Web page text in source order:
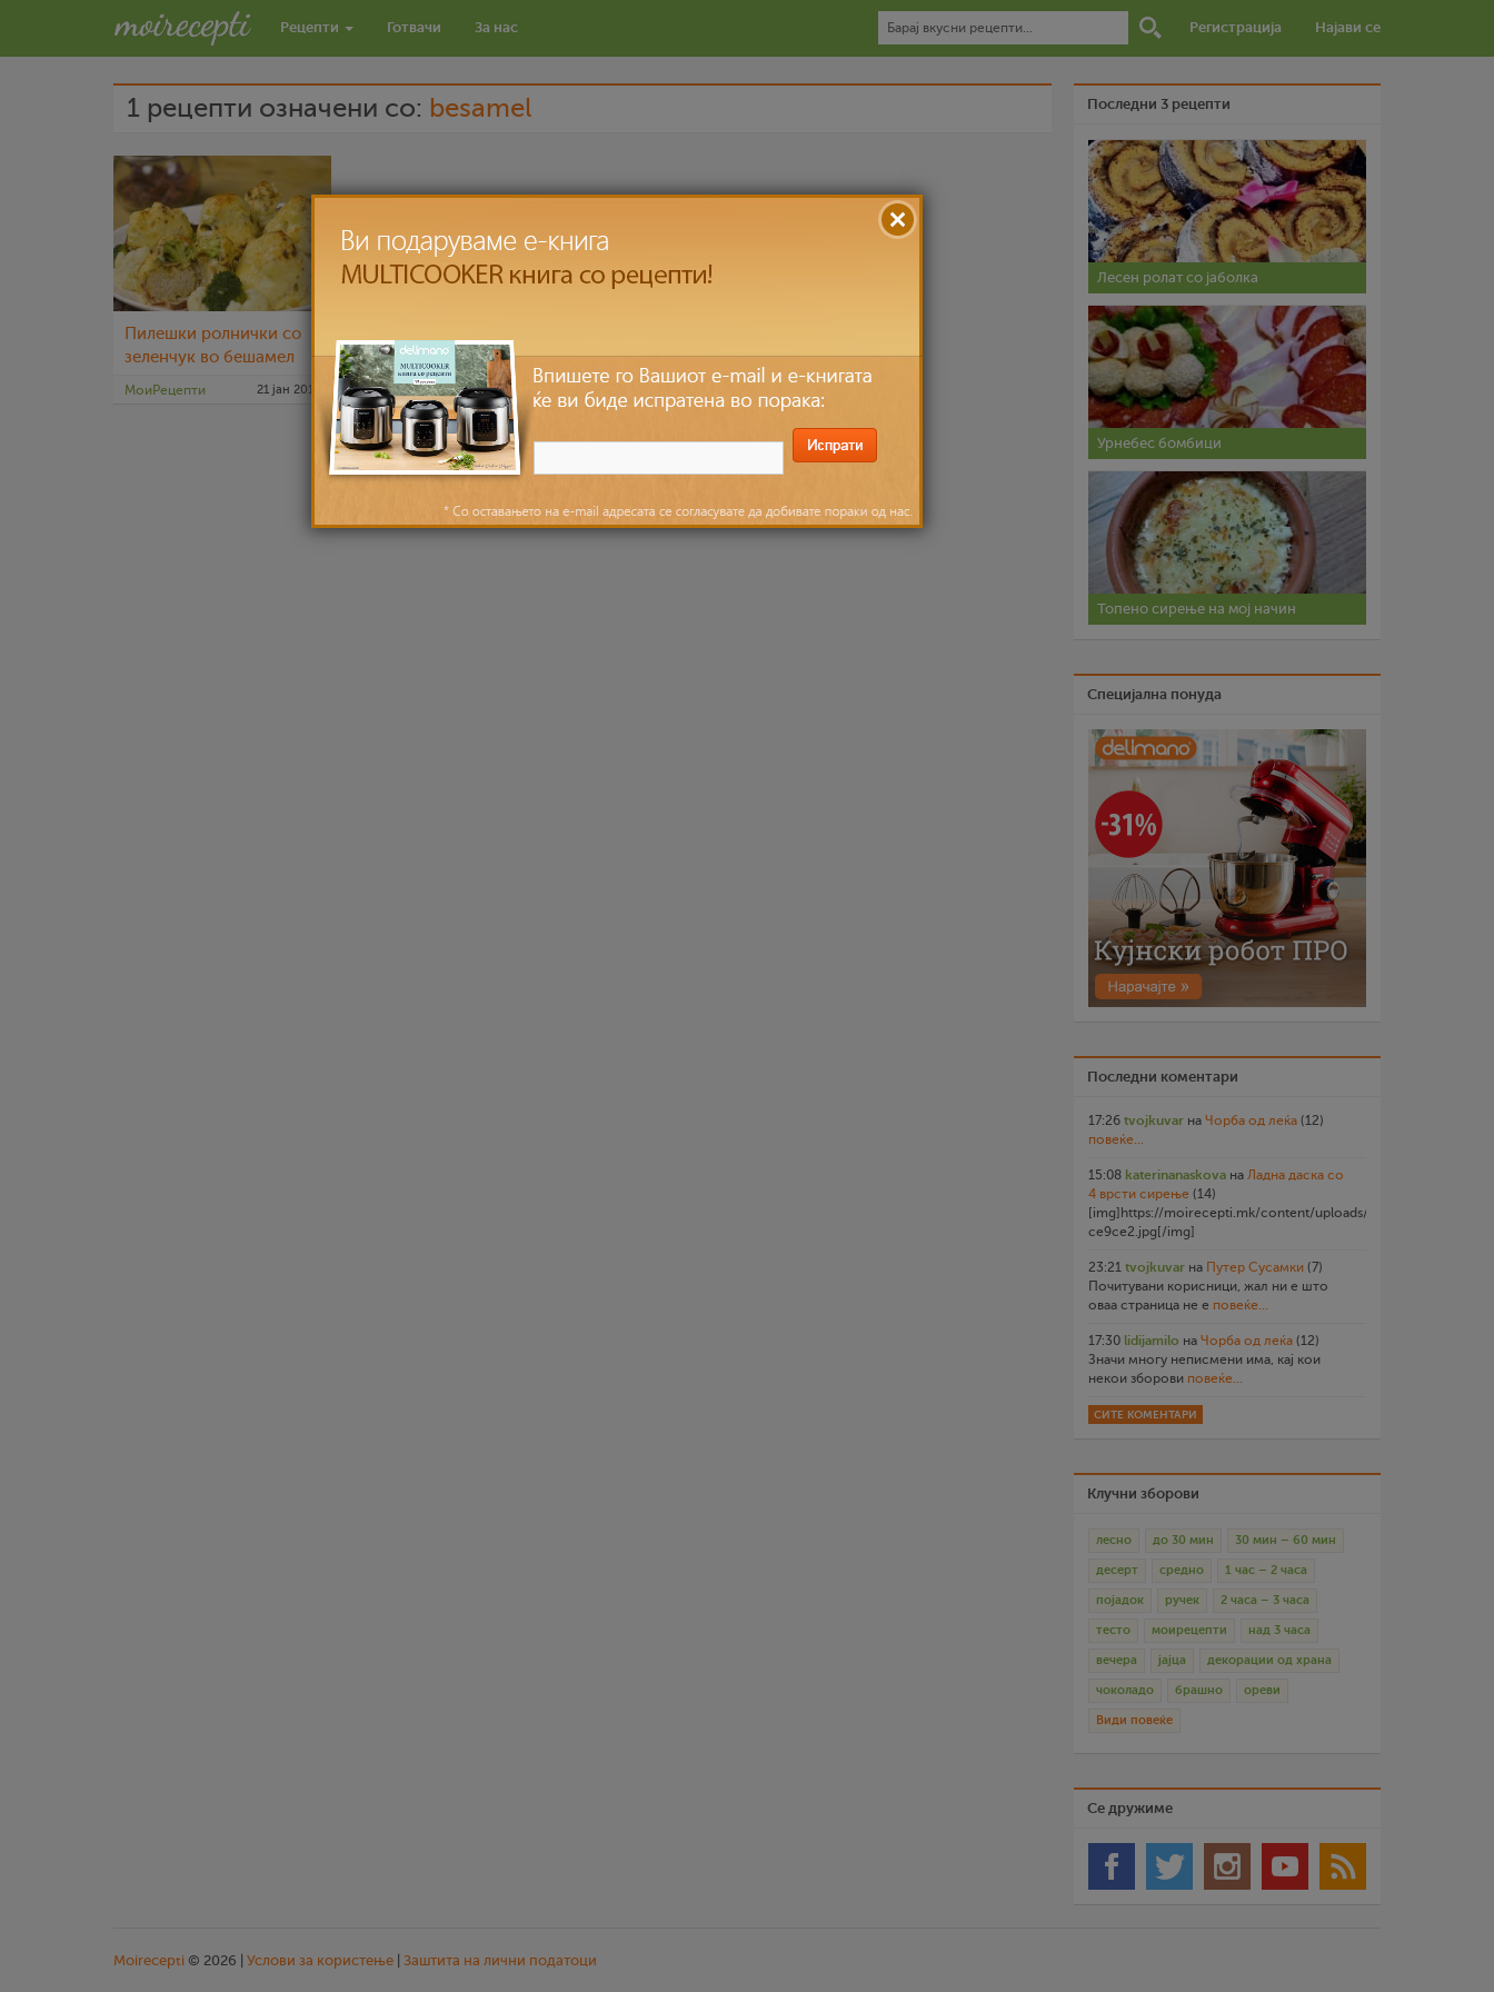
Рецепти Готвачи За нас Регистрација Најави се
1 рецепти означени со: besamel
Пилешки ролнички со
зеленчук во бешамел
МоиРецепти 21 јан 2015
Последни 3 рецепти
Лесен ролат со јаболка
Урнебес бомбици
Топено сирење на мој начин
Специјална понуда
Последни коментари
17:26 tvojkuvar на Чорба од леќа (12)
повеќе...
15:08 katerinanaskova на Ладна даска со
4 врсти сирење (14)
[img]https://moirecepti.mk/content/uploads/2026/07/
ce9ce2.jpg[/img]
23:21 tvojkuvar на Путер Сусамки (7)
Почитувани корисници, жал ни е што
оваа страница не е повеќе...
17:30 lidijamilo на Чорба од леќа (12)
Значи многу неписмени има, кај кои
некои зборови повеќе...
СИТЕ КОМЕНТАРИ
Клучни зборови
лесно до 30 мин 30 мин – 60 мин
десерт средно 1 час – 2 часа
појадок ручек 2 часа – 3 часа
тесто моирецепти над 3 часа
вечера јајца декорации од храна
чоколадо брашно ореви
Види повеќе
Се дружиме
Moirecepti © 2026 | Услови за користење Заштита на лични податоци